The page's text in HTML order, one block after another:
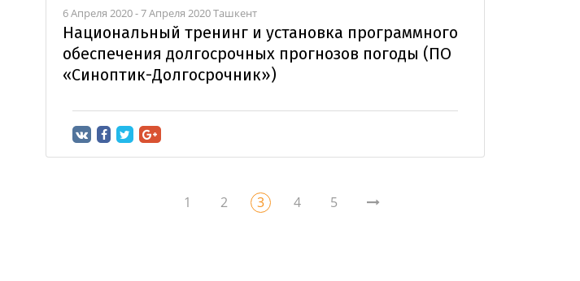
6 Апреля 2020 - 7 Апреля 2020 Ташкент
Национальный тренинг и установка программного
обеспечения долгосрочных прогнозов погоды (ПО
«Синоптик-Долгосрочник»)
1 2 3 4 5